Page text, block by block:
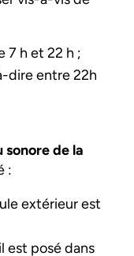
7 h et 22 h ;
dire entre 22h
sonore de la
:
extérieur est
est posé dans